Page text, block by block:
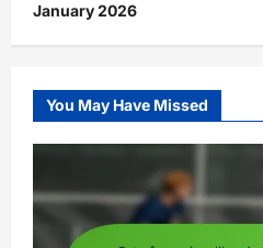
January 2026
You May Have Missed